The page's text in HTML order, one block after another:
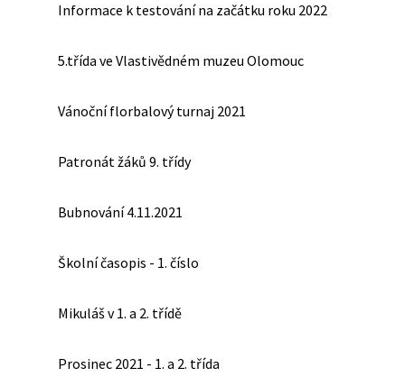
Informace k testování na začátku roku 2022
5.třída ve Vlastivědném muzeu Olomouc
Vánoční florbalový turnaj 2021
Patronát žáků 9. třídy
Bubnování 4.11.2021
Školní časopis - 1. číslo
Mikuláš v 1. a 2. třídě
Prosinec 2021 - 1. a 2. třída